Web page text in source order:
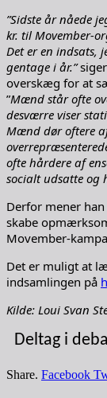
”Sidste år nåede
kr. til Movember-
Det er en indsats,
gentage i år.”
overskæg for at
”Mænd står ofte
desværre viser
Mænd dør oftere
ofte hårdere af
socialt udsatte og
Derfor mener
skabe
Movember-
Det er muligt at
indsamlingen på
Kilde: Loui Svan
Deltag i
Share. Facebook